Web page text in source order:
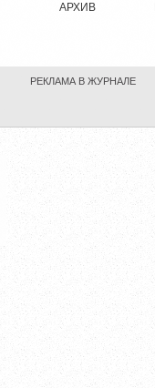
АРХИВ
РЕКЛАМА В ЖУРНАЛЕ